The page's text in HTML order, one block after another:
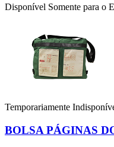
Disponível Somente para o
Temporariamente
BOLSA PÁGINAS